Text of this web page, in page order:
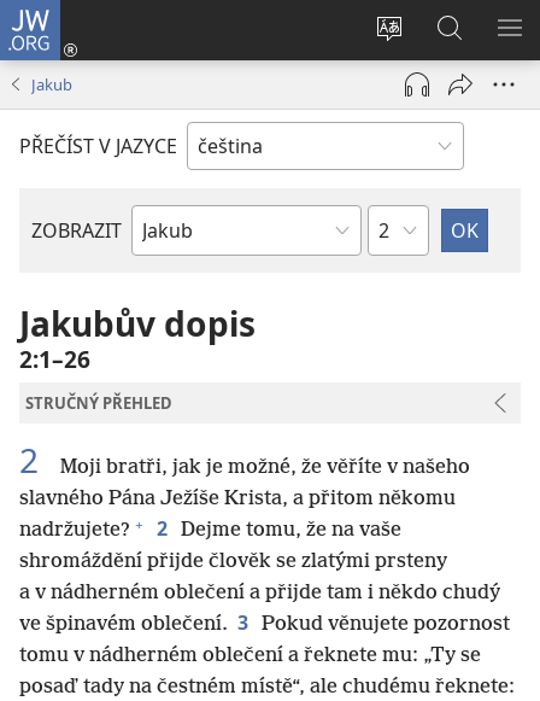
JW.ORG
Změnit
jazyk
stránek
Přihlásit
se
(otevřeno
okno)
Hledat
na
JW.ORG
Jakub
PŘEČÍST V JAZYCE
ZOBRAZIT
Biblická
Kapitola
Jakubův dopis
2:1–26
STRUČNÝ PŘEHLED
2
Moji bratři, jak je možné, že věříte v našeho
slavného Pána Ježíše Krista, a přitom někomu
nadržujete? + 2 Dejme tomu, že na vaše
shromáždění přijde člověk se zlatými prsteny
a v nádherném oblečení a přijde tam i někdo chudý
ve špinavém oblečení. 3 Pokud věnujete pozornost
tomu v nádherném oblečení a řeknete mu: „Ty se
posaď tady na čestném místě“, ale chudému řeknete: